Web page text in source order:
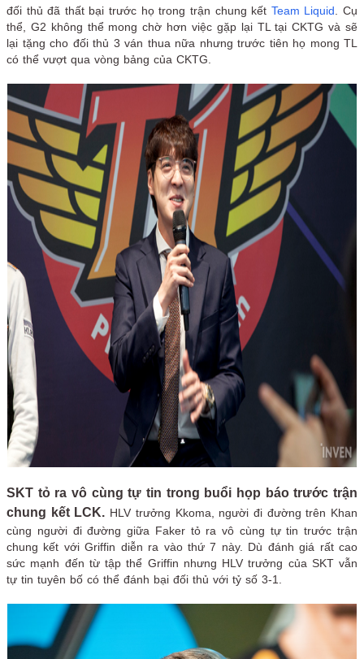
đối thủ đã thất bại trước họ trong trận chung kết Team Liquid . Cụ
thể, G2 không thể mong chờ hơn việc gặp lại TL tại CKTG và sẽ
lại tặng cho đối thủ 3 ván thua nữa nhưng trước tiên họ mong TL
có thể vượt qua vòng bảng của CKTG.
SKT tỏ ra vô cùng tự tin trong buổi họp báo trước trận
chung kết LCK. HLV trưởng Kkoma, người đi đường trên Khan
cùng người đi đường giữa Faker tỏ ra vô cùng tự tin trước trận
chung kết với Griffin diễn ra vào thứ 7 này. Dù đánh giá rất cao
sức mạnh đến từ tập thể Griffin nhưng HLV trưởng của SKT vẫn
tự tin tuyên bố có thể đánh bại đối thủ với tỷ số 3-1.